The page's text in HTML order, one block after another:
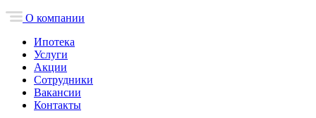
О компании
Ипотека
Услуги
Акции
Сотрудники
Вакансии
Контакты